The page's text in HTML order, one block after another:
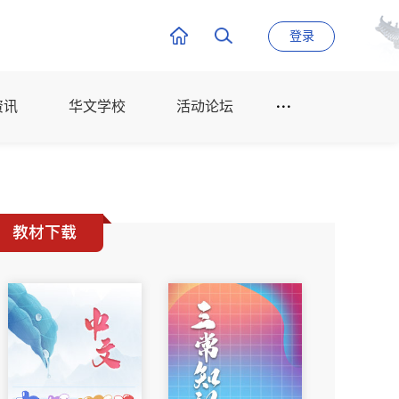
登录
讯 华文学校 活动论坛